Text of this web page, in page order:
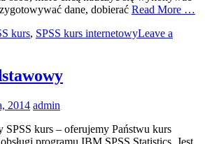
dane, dobierać Read More …
kurs, SPSS kurs internetowyLeave a
2014 admin
SPSS kurs – oferujemy Państwu kurs
programu IBM SPSS Statistics. Jest